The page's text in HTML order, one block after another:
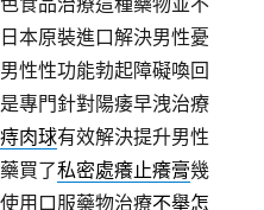
本原裝進口解決男性憂
性性功能勃起障礙喚回
是專門針對陽痿早洩治療
肉球有效解決提升男性
買了私密處癢止癢膏幾
用口服藥物治療不舉怎